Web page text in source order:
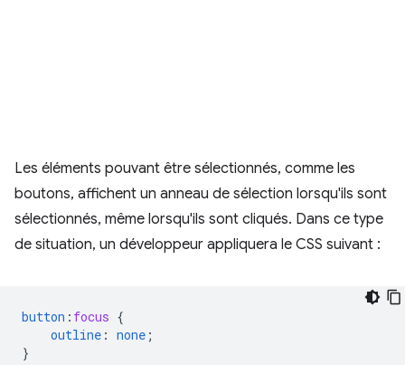
Les éléments pouvant être sélectionnés, comme les
boutons, affichent un anneau de sélection lorsqu'ils sont
sélectionnés, même lorsqu'ils sont cliqués. Dans ce type
de situation, un développeur appliquera le CSS suivant :
button : focus {
outline : none ;
}